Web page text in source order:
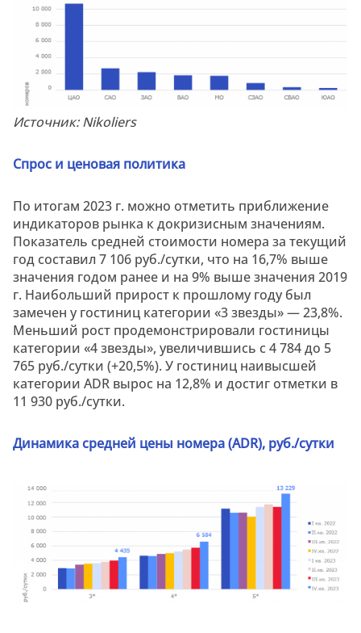
Источник: Nikoliers
Спрос и ценовая политика
По итогам 2023 г. можно отметить приближение
индикаторов рынка к докризисным значениям.
Показатель средней стоимости номера за текущий
год составил 7 106 руб./сутки, что на 16,7% выше
значения годом ранее и на 9% выше значения 2019
г. Наибольший прирост к прошлому году был
замечен у гостиниц категории «3 звезды» — 23,8%.
Меньший рост продемонстрировали гостиницы
категории «4 звезды», увеличившись с 4 784 до 5
765 руб./сутки (+20,5%). У гостиниц наивысшей
категории ADR вырос на 12,8% и достиг отметки в
11 930 руб./сутки.
Динамика средней цены номера (ADR), руб./сутки